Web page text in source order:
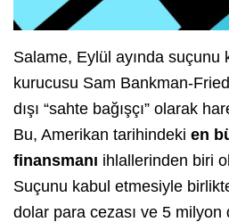
Salame, Eylül ayında suçunu
kurucusu Sam Bankman-
dışı “sahte bağışçı” olarak
Bu, Amerikan tarihindeki en
finansmanı ihlallerinden biri
Suçunu kabul etmesiyle
dolar para cezası ve 5 milyon